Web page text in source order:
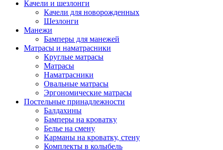
Качели и шезлонги
Качели для новорожденных
Шезлонги
Манежи
Бамперы для манежей
Матрасы и наматрасники
Круглые матрасы
Матрасы
Наматрасники
Овальные матрасы
Эргономические матрасы
Постельные принадлежности
Балдахины
Бамперы на кроватку
Белье на смену
Карманы на кроватку, стену
Комплекты в колыбель